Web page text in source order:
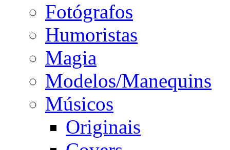
Fotógrafos
Humoristas
Magia
Modelos/Manequins
Músicos
Originais